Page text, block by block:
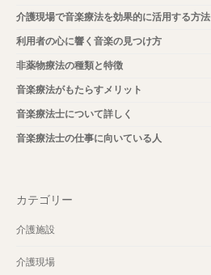
介護現場で音楽療法を効果的に活用する方法
利用者の心に響く音楽の見つけ方
非薬物療法の種類と特徴
音楽療法がもたらすメリット
音楽療法士について詳しく
音楽療法士の仕事に向いている人
カテゴリー
介護施設
介護現場